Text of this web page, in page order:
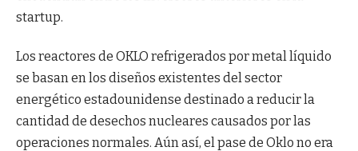
startup.
Los reactores de OKLO refrigerados por metal líquido
se basan en los diseños existentes del sector
energético estadounidense destinado a reducir la
cantidad de desechos nucleares causados ​​por las
operaciones normales. Aún así, el pase de Oklo no era